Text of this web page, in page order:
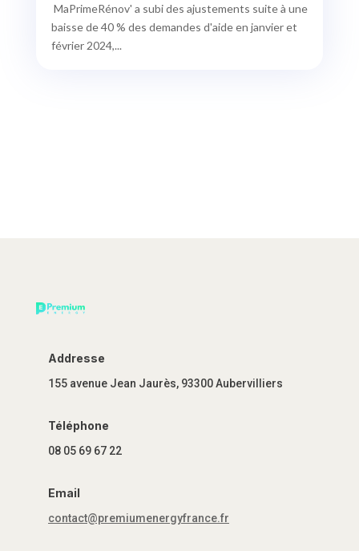
MaPrimeRénov' a subi des ajustements suite à une
baisse de 40 % des demandes d'aide en janvier et
février 2024,...
Addresse
155 avenue Jean Jaurès, 93300 Aubervilliers
Téléphone
08 05 69 67 22
Email
contact@premiumenergyfrance.fr